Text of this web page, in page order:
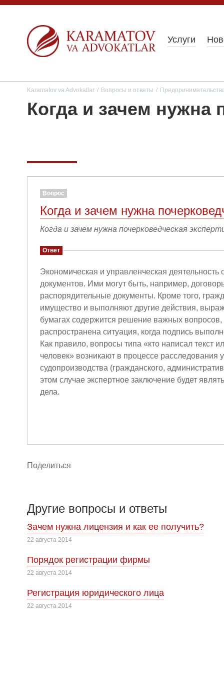
Услуги
Karamatov va Advokatlar / Вопросы и ответы /
Когда и зачем нужна
Вопрос
Когда и зачем нужна
Когда и зачем нужна почерковедческая
Ответ
Экономическая и управленческая
документов. Ими могут быть, например,
распорядительные документы. Кроме того,
имущество и выполняют другие действия,
бумагах содержится решение важных вопросов,
распространена ситуация, когда подпись
Как правило, вопросы типа «кто написал текст
человек» возникают в процессе расследования
судопроизводства (гражданского,
этом случае экспертное заключение будет
дела.
Поделиться
Другие вопросы и ответы
Зачем нужна лицензия и как ее получить?
22 августа 2014
Порядок регистрации фирмы
22 августа 2014
Регистрация юридического лица
22 августа 2014